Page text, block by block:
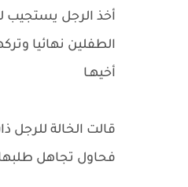
أخذ الرجل يستجيب
الطفلين نهائيا
أخيهـا
قالت الخالة للرجل
فحاول تجاهل طلبها